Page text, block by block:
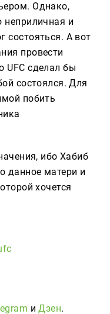
Однако,
неприличная и
состояться. А вот
провести
UFC сделал бы
состоялся. Для
побить
ибо Хабиб
данное матери и
хочется
иДзен.